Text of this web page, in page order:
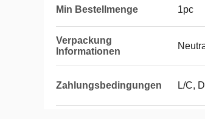
Min Bestellmenge 1pc
Verpackung
Informationen
Zahlungsbedingungen L/C,